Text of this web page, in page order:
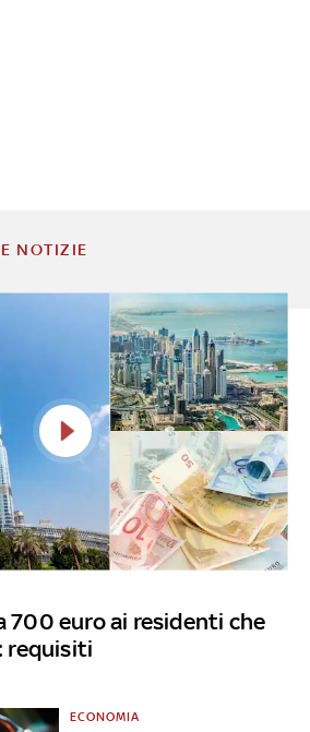
NOTIZIE
700 euro ai residenti che
requisiti
ECONOMIA